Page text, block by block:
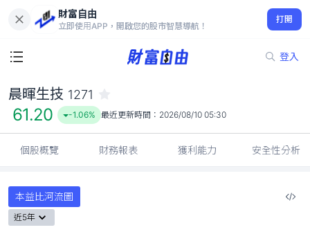
財富自由
立即使用APP，開啟您的股市智慧導航！
打開
登入
61.20
-1.06%
晨暉生技 1271
61.20 -1.06% 最近更新時間： 2026/08/10 05:30
個股概覽 財務報表 獲利能力 安全性分析
本益比河流圖
近5年